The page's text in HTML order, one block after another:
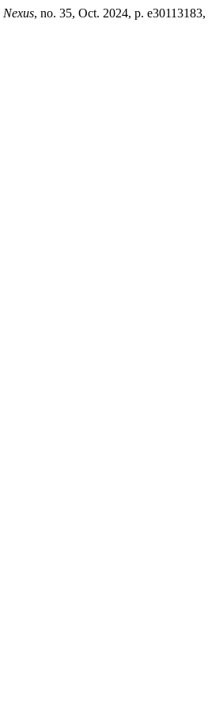
Nexus, no. 35, Oct. 2024, p. e30113183,